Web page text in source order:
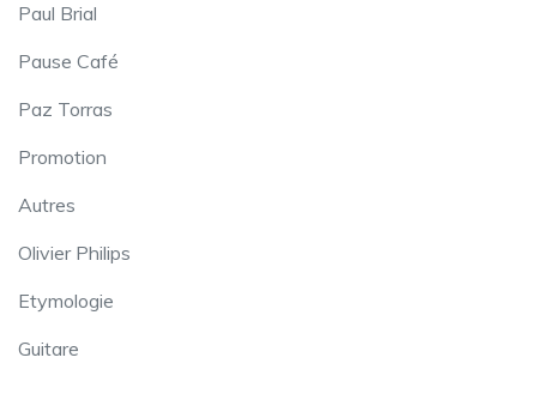
Paul Brial
Pause Café
Paz Torras
Promotion
Autres
Olivier Philips
Etymologie
Guitare